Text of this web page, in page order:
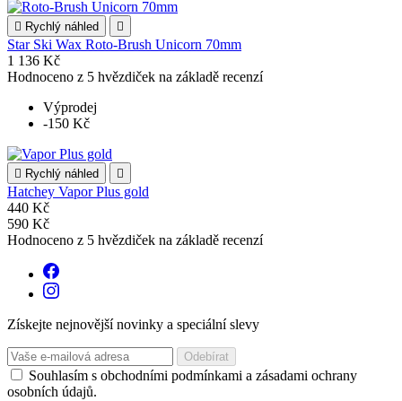
 Rychlý náhled 
Star Ski Wax Roto-Brush Unicorn 70mm
1 136 Kč
Hodnoceno z 5 hvězdiček na základě recenzí
Výprodej
-150 Kč
 Rychlý náhled 
Hatchey Vapor Plus gold
440 Kč
590 Kč
Hodnoceno z 5 hvězdiček na základě recenzí
Získejte nejnovější novinky a speciální slevy
Souhlasím s obchodními podmínkami a zásadami ochrany
osobních údajů.